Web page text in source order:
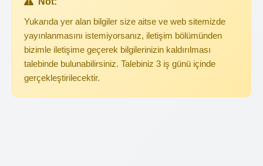
Yukarıda yer alan bilgiler size aitse ve web sitemizde
yayınlanmasını istemiyorsanız, iletişim bölümünden
bizimle iletişime geçerek bilgilerinizin kaldırılması
talebinde bulunabilirsiniz. Talebiniz 3 iş günü içinde
gerçekleştirilecektir.